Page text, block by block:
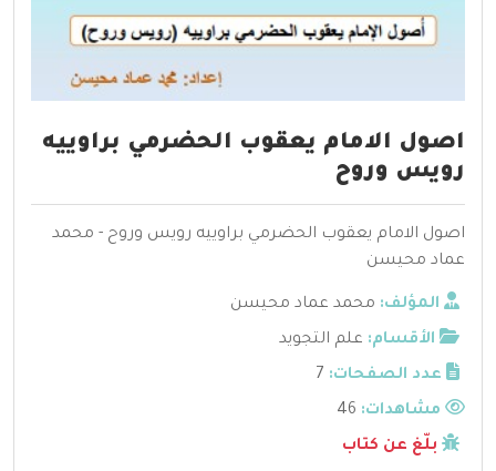
اصول الامام يعقوب الحضرمي براوييه
رويس وروح
اصول الامام يعقوب الحضرمي براوييه رويس وروح - محمد
عماد محيسن
المؤلف: محمد عماد محيسن
الأقسام: علم التجويد
عدد الصفحات: 7
مشاهدات:
بلّغ عن كتاب